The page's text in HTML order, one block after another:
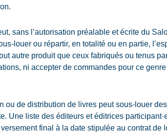
sans l’autorisation préalable et écrite du
louer ou répartir, en totalité ou en partie,
autre produit que ceux fabriqués ou tenus
ni accepter de commandes pour ce
ou de distribution de livres peut sous-louer
Une liste des éditeurs et éditrices
final à la date stipulée au contrat de